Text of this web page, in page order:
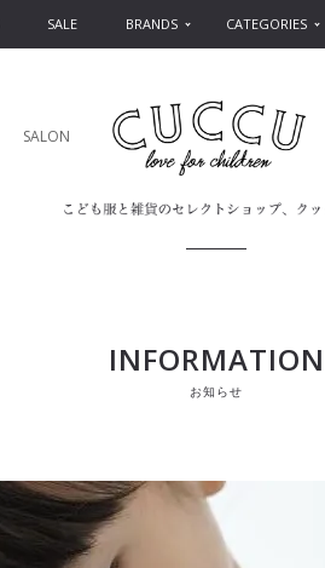
SALE BRANDS CATEGORIES
SALON
INFORMATION
お知らせ